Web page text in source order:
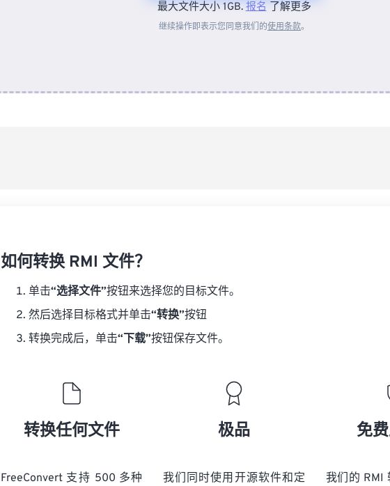
从设备
最大文件大小 1GB.报名了解更多
继续操作即表示您同意我们的使用条款。
如何转换 RMI 文件？
单击“选择文件”按钮来选择您的目标文件。
然后选择目标格式并单击“转换”按钮
转换完成后，单击“下载”按钮保存文件。
转换任何文件
FreeConvert 支持 500 多种
极品
我们同时使用开源软件和定
免
我们的 RMI